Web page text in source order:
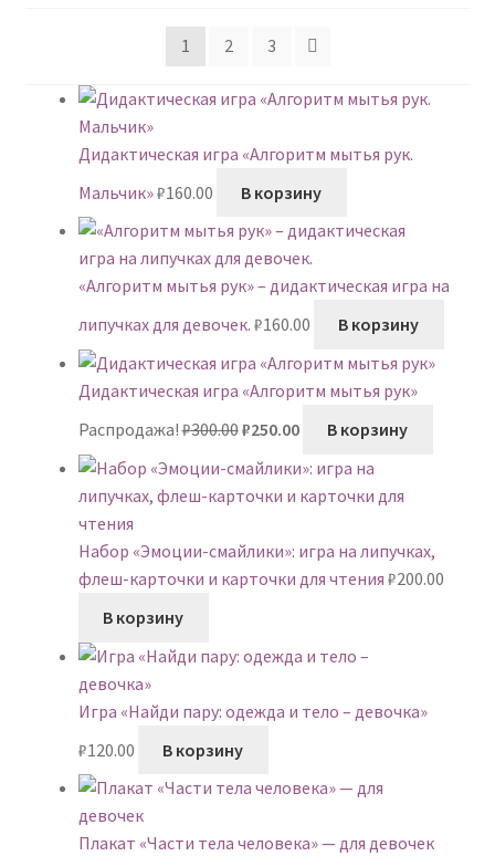
1
2 3
Дидактическая игра «Алгоритм мытья рук.
Мальчик»₽160.00 В корзину
«Алгоритм мытья рук» – дидактическая игра на
липучках для девочек. ₽160.00 В корзину
Дидактическая игра «Алгоритм мытья рук»
Распродажа!₽300.00
составляла
₽300.00.
₽250.00
₽250.00.
В корзину
Набор «Эмоции-смайлики»: игра на липучках,
флеш-карточки и карточки для чтения ₽200.00
В корзину
Игра «Найди пару: одежда и тело – девочка»
₽120.00 В корзину
Плакат «Части тела человека» — для девочек